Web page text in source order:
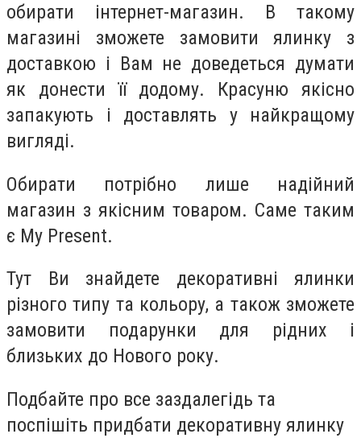
обирати інтернет-магазин. В такому
магазині зможете замовити ялинку з
доставкою і Вам не доведеться думати
як донести її додому. Красуню якісно
запакують і доставлять у найкращому
вигляді.
Обирати потрібно лише надійний
магазин з якісним товаром. Саме таким
є My Present.
Тут Ви знайдете декоративні ялинки
різного типу та кольору, а також зможете
замовити подарунки для рідних і
близьких до Нового року.
Подбайте про все заздалегідь та
поспішіть придбати декоративну ялинку